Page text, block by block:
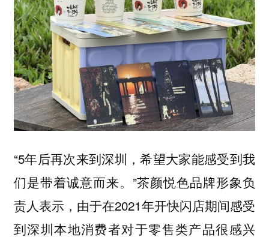
“5年后再次来到深圳，希望大家能感受到我
们是带着诚意而来。”茶颜悦色品牌形象负
责人表示，由于在2021年开快闪店期间感受
到深圳本地消费者对于零售类产品很感兴